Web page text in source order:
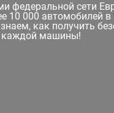
федеральной сети
10 000 автомобилей
как получить
машины!